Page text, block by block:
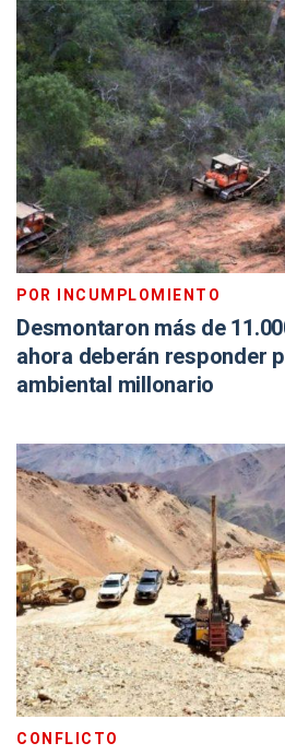
POR INCUMPLOMIENTO
Desmontaron más de
ahora deberán responder
ambiental millonario
CONFLICTO